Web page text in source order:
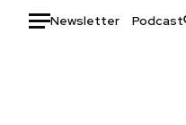
Newsletter Podcast